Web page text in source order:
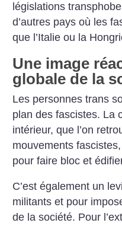
législations
d’autres pays où les
que l’Italie ou la
Une image
globale de la
Les personnes trans
plan des fascistes. La
intérieur, que l’on
mouvements
pour faire bloc et
C’est également un
militants et pour
de la société. Pour